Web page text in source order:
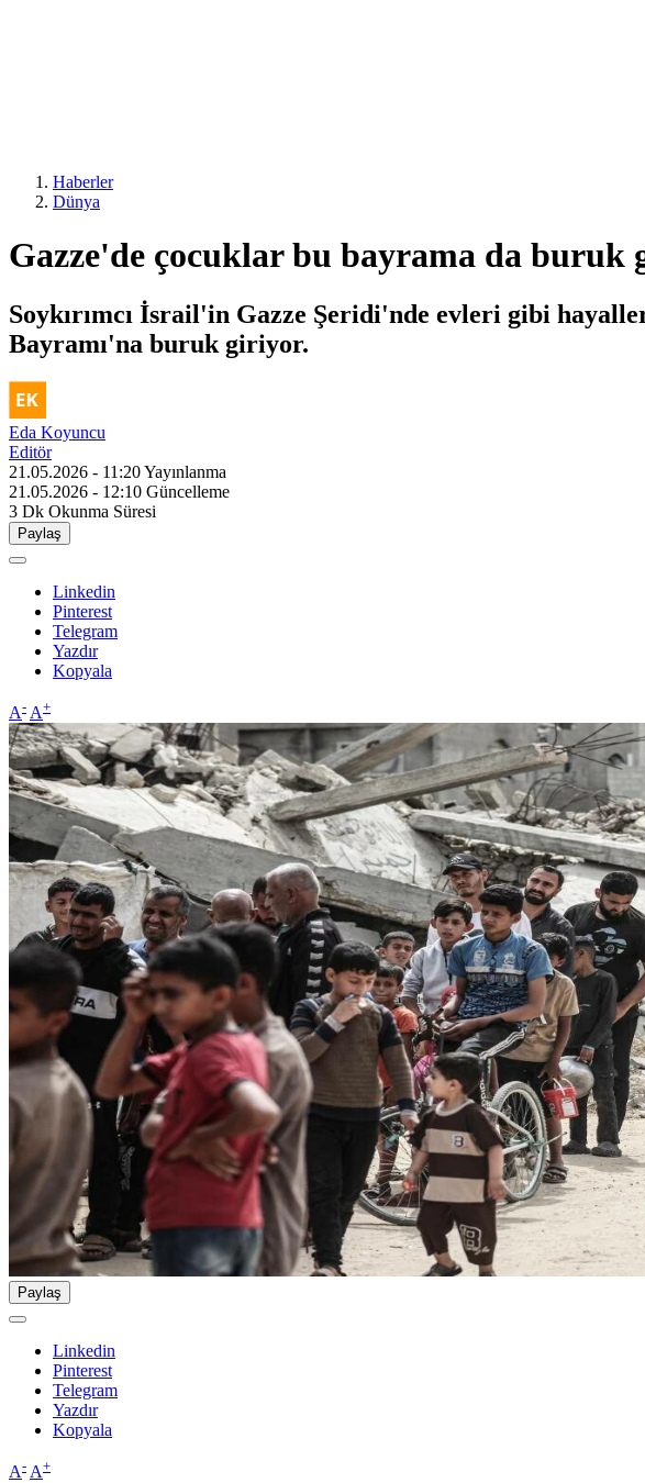
Haberler
Dünya
Gazze'de çocuklar bu bayrama da buruk
Soykırımcı İsrail'in Gazze Şeridi'nde evleri gibi
Bayramı'na buruk giriyor.
Eda Koyuncu
Editör
21.05.2026 - 11:20Yayınlanma
21.05.2026 - 12:10 Güncelleme
3 Dk Okunma Süresi
Paylaş
Linkedin
Pinterest
Telegram
Yazdır
Kopyala
A- A+
Paylaş
Linkedin
Pinterest
Telegram
Yazdır
Kopyala
A- A+